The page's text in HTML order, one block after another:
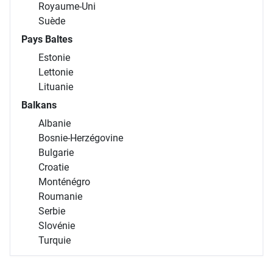
Royaume-Uni
Suède
Pays Baltes
Estonie
Lettonie
Lituanie
Balkans
Albanie
Bosnie-Herzégovine
Bulgarie
Croatie
Monténégro
Roumanie
Serbie
Slovénie
Turquie